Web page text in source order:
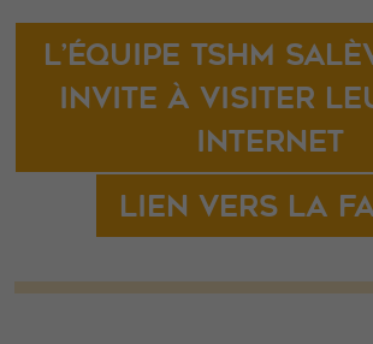
L’équipe TSHM
invite à visiter
internet
Lien vers la